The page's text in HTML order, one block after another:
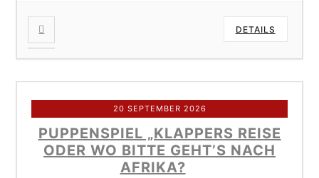
DETAILS
20 SEPTEMBER 2026
PUPPENSPIEL „KLAPPERS REISE
ODER WO BITTE GEHT’S NACH
AFRIKA?